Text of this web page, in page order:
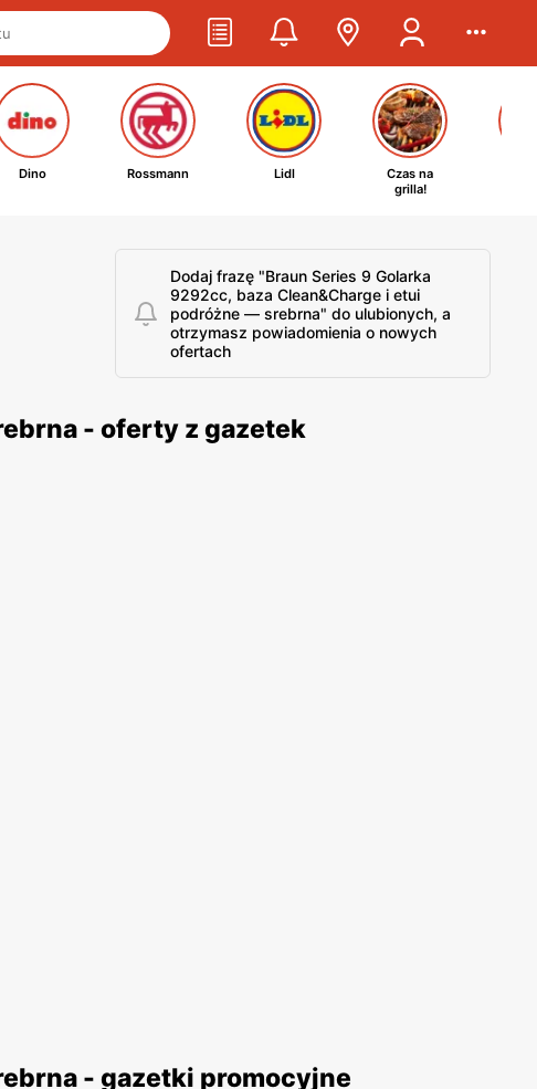
Dino Rossmann Lidl
Czas na
grilla!
Dodaj frazę "Braun Series 9 Golarka
9292cc, baza Clean&Charge i etui
podróżne — srebrna" do ulubionych, a
otrzymasz powiadomienia o nowych
ofertach
- oferty z gazetek
- gazetki promocyjne